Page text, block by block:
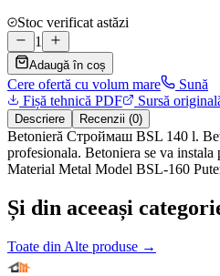
Stoc verificat astăzi
1
Adaugă în coș
Cere ofertă cu volum mare
Sună
Fișă tehnică PDF
Sursă
Descriere Recenzii (0)
Betonieră Строймаш BSL 140 l.
profesionala. Betoniera se va
Material Metal Model BSL-160
Și din aceeași
Toate din Alte produse →